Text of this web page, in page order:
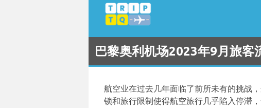
巴黎奥利机场2023年9月旅客
航空业在过去几年面临了前所未有的挑战
锁和旅行限制使得航空旅行几乎陷入停滞